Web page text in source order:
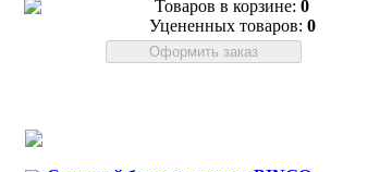
Товаров в корзине: 0
Уцененных товаров: 0